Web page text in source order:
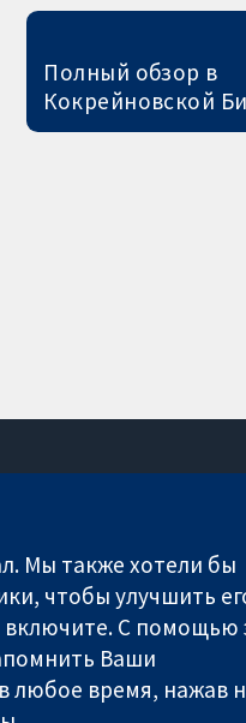
Полный обзор в
Кокрейновской
Пресс-служба
О нас
Работа
Cochrane Library
Мы также хотели бы
чтобы улучшить
включите. С помощью
Ваши
любое время, нажав